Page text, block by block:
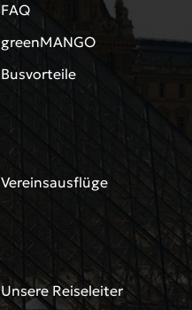
FAQ
greenMANGO
Busvorteile
Vereinsausflüge
Unsere Reiseleiter